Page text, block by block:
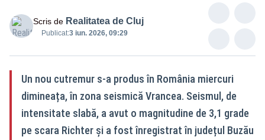
Scris de Realitatea de Cluj
Publicat:3 iun. 2026, 09:29
Un nou cutremur s-a produs în România miercuri
dimineața, în zona seismică Vrancea. Seismul, de
intensitate slabă, a avut o magnitudine de 3,1 grade
pe scara Richter și a fost înregistrat în județul Buzău